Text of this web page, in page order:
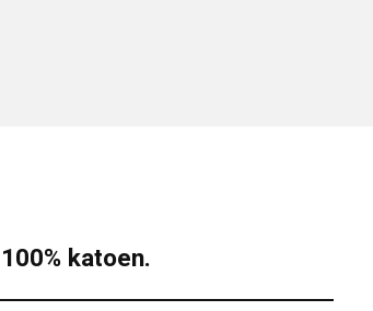
100% katoen.